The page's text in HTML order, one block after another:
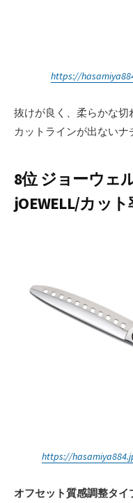
https://
抜けが良く、柔らかな切
カットラインが出ないナ
8位 ジョーウェ
jOEWELL/カッ
https://
オフセット質感調整タイ